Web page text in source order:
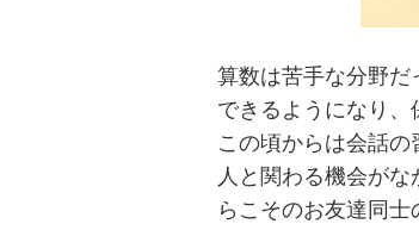
算数は苦手な分野
できるようになり、
この頃からは会話
人と関わる機会が
らこそのお友達同士